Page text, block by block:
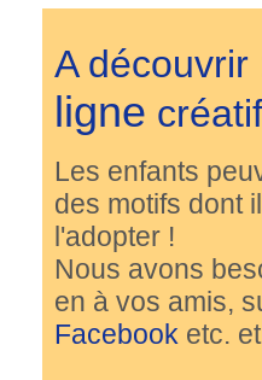
A
ligne
Les enfants
des motifs dont
l'adopter !
Nous avons
en à vos amis,
Facebook etc.